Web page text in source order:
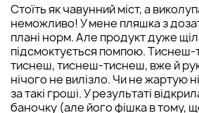
Стоїть як чавунний міст, а
неможливо! У мене пляшка з
плані норм. Але продукт дуже
підсмоктується помпою.
тиснеш, тиснеш-тиснеш, вже й
нічого не вилізло. Чи не жартую
за такі гроші. У результаті
баночку (але його фішка в тому,